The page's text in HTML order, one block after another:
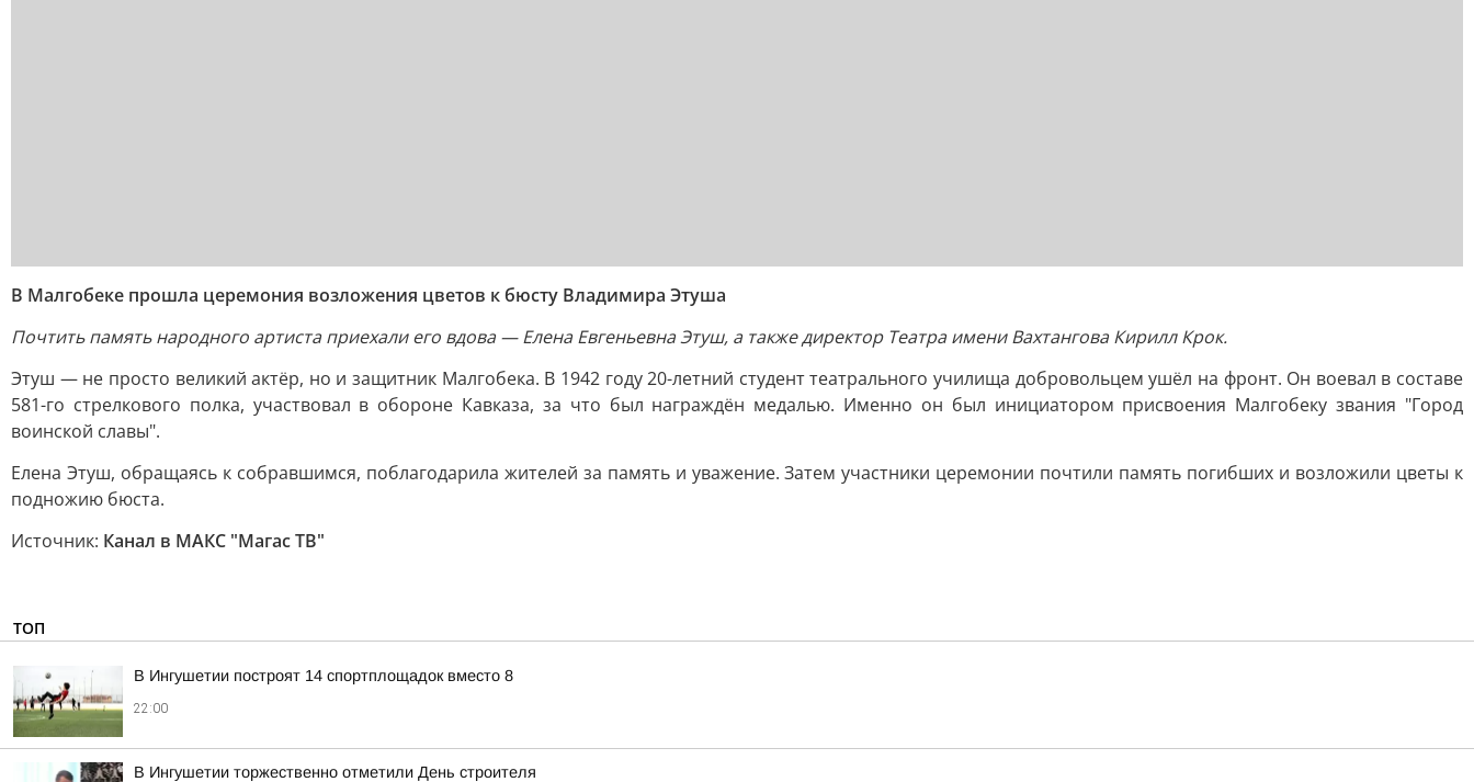
В Малгобеке прошла церемония возложения цветов к бюсту Владимира Этуша
Почтить память народного артиста приехали его вдова — Елена Евгеньевна Этуш, а также директор Театра имени Вахтангова Кирилл Крок.
Этуш — не просто великий актёр, но и защитник Малгобека. В 1942 году 20-летний студент театрального училища добровольцем ушёл на фронт. Он воевал в составе
581-го стрелкового полка, участвовал в обороне Кавказа, за что был награждён медалью. Именно он был инициатором присвоения Малгобеку звания "Город
воинской славы".
Елена Этуш, обращаясь к собравшимся, поблагодарила жителей за память и уважение. Затем участники церемонии почтили память погибших и возложили цветы к
подножию бюста.
Источник: Канал в МАКС "Магас ТВ"
ТОП
В Ингушетии построят 14 спортплощадок вместо 8
22:00
В Ингушетии торжественно отметили День строителя